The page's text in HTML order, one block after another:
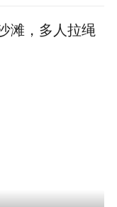
滩，多人拉绳